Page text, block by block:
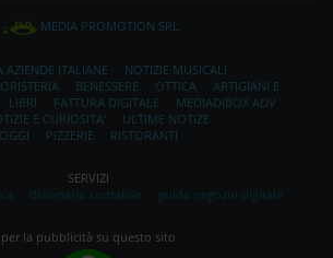
MEDIA PROMOTION SRL
AZIENDE ITALIANE
NOTIZIE MUSICALI
BENESSERE OTTICA
ARTIGIANI E
LIBRI FATTURA DIGITALE
MEDIADIBOX ADV
E CURIOSITA'
ULTIME NOTIZE
OGGI
PIZZERIE RISTORANTI
SERVIZI
dizionario contabile guida negozio digitale
per la pubblicità su questo sito